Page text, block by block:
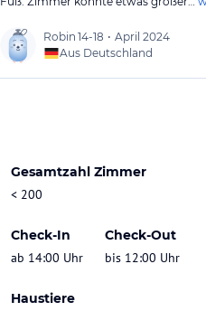
Robin 14-18 • April 2024
Aus Deutschland
Gesamtzahl Zimmer
< 200
Check-In
ab 14:00 Uhr
Check-Out
bis 12:00 Uhr
Haustiere